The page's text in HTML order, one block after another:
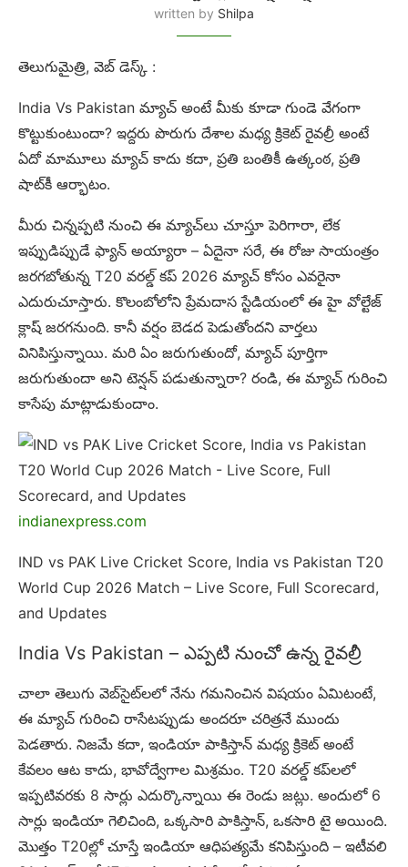
written by Shilpa
తెలుగుమైత్రి, వెబ్ డెస్క్ :
India Vs Pakistan మ్యాచ్ అంటే మీకు కూడా గుండె వేగంగా
కొట్టుకుంటుందా? ఇద్దరు పొరుగు దేశాల మధ్య క్రికెట్ రైవల్రీ అంటే
ఏదో మామూలు మ్యాచ్ కాదు కదా, ప్రతి బంతికీ ఉత్కంఠ, ప్రతి
షాట్‌కీ ఆర్భాటం.
మీరు చిన్నప్పటి నుంచి ఈ మ్యాచ్‌లు చూస్తూ పెరిగారా, లేక
ఇప్పుడిప్పుడే ఫ్యాన్ అయ్యారా – ఏదైనా సరే, ఈ రోజు సాయంత్రం
జరగబోతున్న T20 వరల్డ్ కప్ 2026 మ్యాచ్ కోసం ఎవరైనా
ఎదురుచూస్తారు. కొలంబోలోని ప్రేమదాస స్టేడియంలో ఈ హై వోల్టేజ్
క్లాష్ జరగనుంది. కానీ వర్షం బెడద పెడుతోందని వార్తలు
వినిపిస్తున్నాయి. మరి ఏం జరుగుతుందో, మ్యాచ్ పూర్తిగా
జరుగుతుందా అని టెన్షన్ పడుతున్నారా? రండి, ఈ మ్యాచ్ గురించి
కాసేపు మాట్లాడుకుందాం.
indianexpress.com
IND vs PAK Live Cricket Score, India vs Pakistan T20
World Cup 2026 Match – Live Score, Full Scorecard,
and Updates
India Vs Pakistan – ఎప్పటి నుంచో ఉన్న రైవల్రీ
చాలా తెలుగు వెబ్‌సైట్‌లలో నేను గమనించిన విషయం ఏమిటంటే,
ఈ మ్యాచ్ గురించి రాసేటప్పుడు అందరూ చరిత్రనే ముందు
పెడతారు. నిజమే కదా, ఇండియా పాకిస్తాన్ మధ్య క్రికెట్ అంటే
కేవలం ఆట కాదు, భావోద్వేగాల మిశ్రమం. T20 వరల్డ్ కప్‌లలో
ఇప్పటివరకు 8 సార్లు ఎదుర్కొన్నాయి ఈ రెండు జట్లు. అందులో 6
సార్లు ఇండియా గెలిచింది, ఒక్కసారి పాకిస్తాన్, ఒకసారి టై అయింది.
మొత్తం T20ల్లో చూస్తే ఇండియా ఆధిపత్యమే కనిపిస్తుంది – ఇటీవలి